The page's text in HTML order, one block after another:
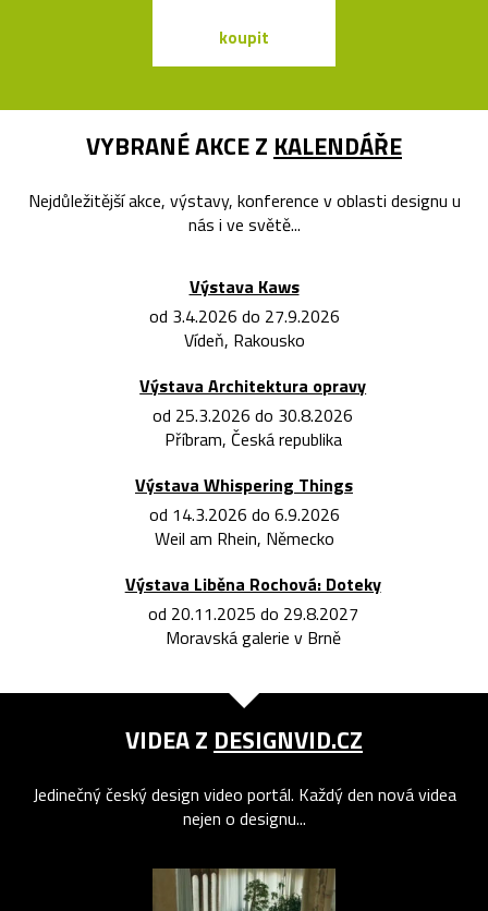
koupit
VYBRANÉ AKCE Z KALENDÁŘE
Nejdůležitější akce, výstavy, konference v oblasti designu u
nás i ve světě...
Výstava Kaws
od 3.4.2026 do 27.9.2026
Vídeň, Rakousko
Výstava Architektura opravy
od 25.3.2026 do 30.8.2026
Příbram, Česká republika
Výstava Whispering Things
od 14.3.2026 do 6.9.2026
Weil am Rhein, Německo
Výstava Liběna Rochová: Doteky
od 20.11.2025 do 29.8.2027
Moravská galerie v Brně
VIDEA Z DESIGNVID.CZ
Jedinečný český design video portál. Každý den nová videa
nejen o designu...